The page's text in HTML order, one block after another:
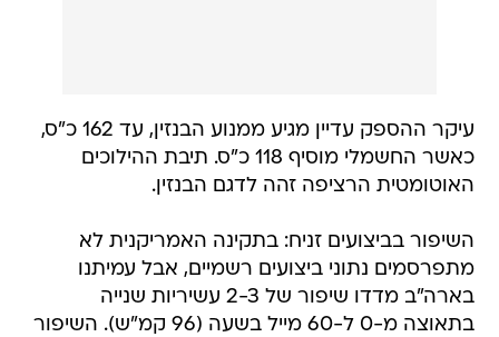
עיקר ההספק עדיין מגיע ממנוע הבנזין, עד 162 כ"ס,
כאשר החשמלי מוסיף 118 כ"ס. תיבת ההילוכים
האוטומטית הרציפה זהה לדגם הבנזין.
השיפור בביצועים זניח: בתקינה האמריקנית לא
מתפרסמים נתוני ביצועים רשמיים, אבל עמיתנו
בארה"ב מדדו שיפור של 2-3 עשיריות שנייה
בתאוצה מ-0 ל-60 מייל בשעה (96 קמ"ש). השיפור